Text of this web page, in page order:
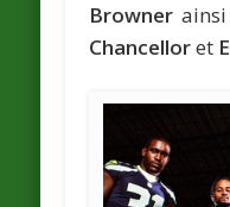
Browner
Chancelloret